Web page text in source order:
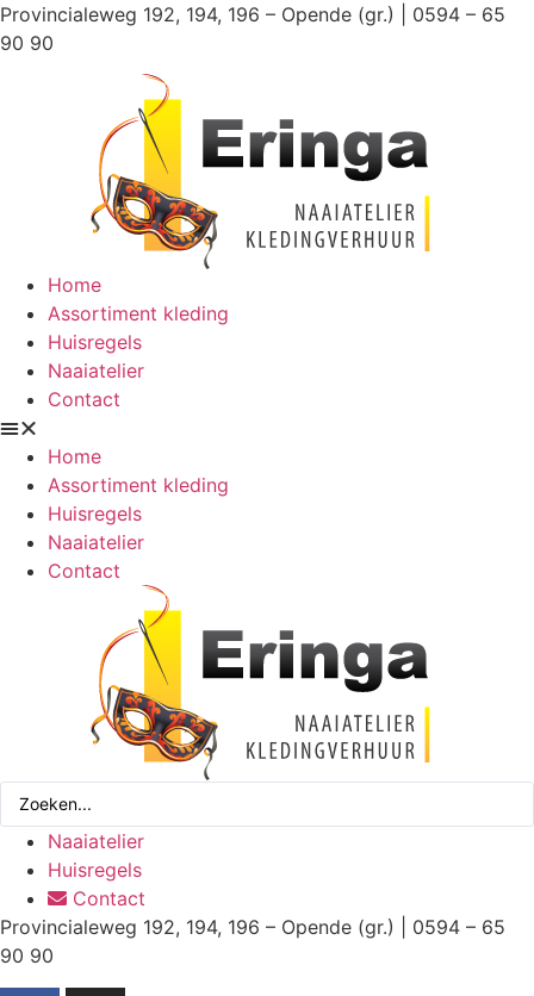
Ga
naar
Provincialeweg 192, 194, 196 – Opende (gr.) | 0594 – 65
90 90
Home
Assortiment kleding
Huisregels
Naaiatelier
Contact
Home
Assortiment kleding
Huisregels
Naaiatelier
Contact
Search
Naaiatelier
Huisregels
Contact
Provincialeweg 192, 194, 196 – Opende (gr.) | 0594 – 65
90 90